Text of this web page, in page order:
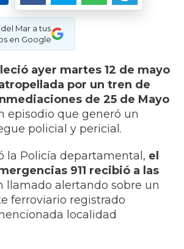
Mar a tus
en Google
ayer martes 12 de mayo
por un tren de
de 25 de Mayo
episodio que generó un
policial y pericial.
la Policía departamental, el
911 recibió a las
llamado alertando sobre un
ferroviario registrado
localidad